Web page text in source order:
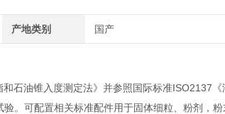
产地类别 国产
石油锥入度测定法》并参照国际标准ISO2137《
。可配置相关标准配件用于固体细粒、粉剂，